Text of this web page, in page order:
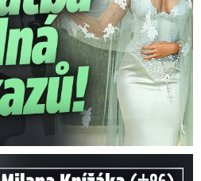
Co prozradilo neobvyklé parte?